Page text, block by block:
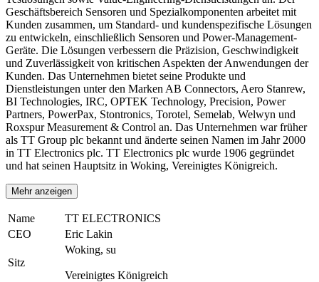
Geschäftsbereich Sensoren und Spezialkomponenten arbeitet mit
Kunden zusammen, um Standard- und kundenspezifische Lösungen
zu entwickeln, einschließlich Sensoren und Power-Management-
Geräte. Die Lösungen verbessern die Präzision, Geschwindigkeit
und Zuverlässigkeit von kritischen Aspekten der Anwendungen der
Kunden. Das Unternehmen bietet seine Produkte und
Dienstleistungen unter den Marken AB Connectors, Aero Stanrew,
BI Technologies, IRC, OPTEK Technology, Precision, Power
Partners, PowerPax, Stontronics, Torotel, Semelab, Welwyn und
Roxspur Measurement & Control an. Das Unternehmen war früher
als TT Group plc bekannt und änderte seinen Namen im Jahr 2000
in TT Electronics plc. TT Electronics plc wurde 1906 gegründet
und hat seinen Hauptsitz in Woking, Vereinigtes Königreich.
Mehr anzeigen
Name
TT ELECTRONICS
CEO
Eric Lakin
Sitz
Woking, su
Vereinigtes Königreich